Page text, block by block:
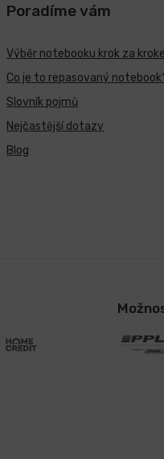
Poradíme vám
Výběr notebooku krok za
Co je to repasovaný
Slovník pojmů
Nejčastější dotazy
Blog